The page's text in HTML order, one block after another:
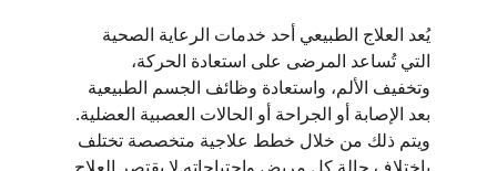
يُعد العلاج الطبيعي أحد خدمات الرعاية الصحية
التي تُساعد المرضى على استعادة الحركة،
وتخفيف الألم، واستعادة وظائف الجسم الطبيعية
بعد الإصابة أو الجراحة أو الحالات العصبية العضلية.
ويتم ذلك من خلال خطط علاجية متخصصة تختلف